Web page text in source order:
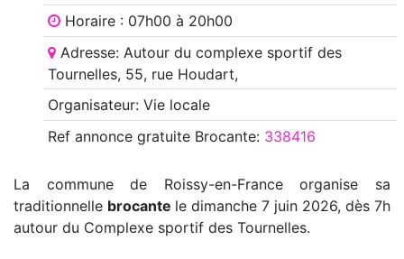
Horaire : 07h00 à 20h00
Adresse: Autour du complexe sportif des
Tournelles, 55, rue Houdart,
Organisateur: Vie locale
Ref annoncegratuite Brocante: 338416
La commune de Roissy-en-France organise sa
traditionnelle brocante le dimanche 7 juin 2026, dès 7h
autour du Complexe sportif des Tournelles.